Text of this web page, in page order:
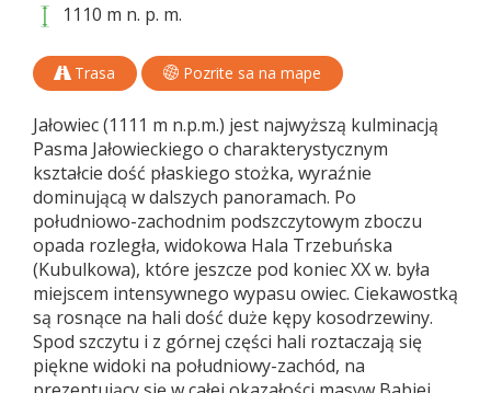
1110 m n. p. m.
Trasa Pozrite sa na mape
Jałowiec (1111 m n.p.m.) jest najwyższą kulminacją
Pasma Jałowieckiego o charakterystycznym
kształcie dość płaskiego stożka, wyraźnie
dominującą w dalszych panoramach. Po
południowo-zachodnim podszczytowym zboczu
opada rozległa, widokowa Hala Trzebuńska
(Kubulkowa), które jeszcze pod koniec XX w. była
miejscem intensywnego wypasu owiec. Ciekawostką
są rosnące na hali dość duże kępy kosodrzewiny.
Spod szczytu i z górnej części hali roztaczają się
piękne widoki na południowy-zachód, na